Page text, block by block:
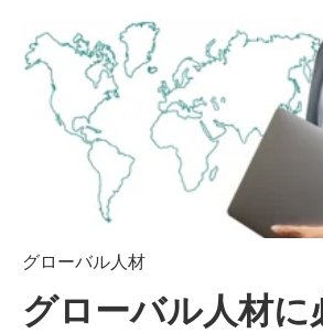
グローバル人材
グローバル人材に